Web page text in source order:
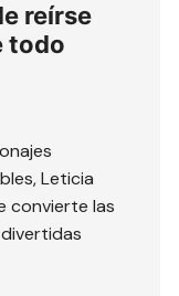
reírse
todo
Leticia
convierte las